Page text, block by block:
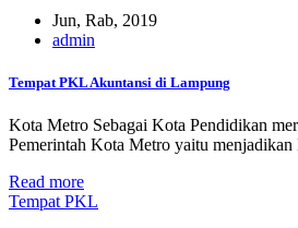
Jun, Rab, 2019
admin
Tempat PKL Akuntansi di Lampung
Kota Metro Sebagai Kota Pendidikan
Pemerintah Kota Metro yaitu
Read more
Tempat PKL